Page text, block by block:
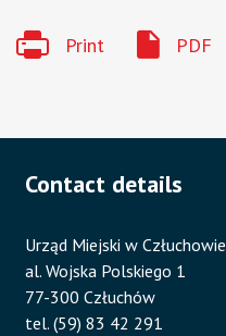
Print PDF
Contact details
Urząd Miejski w Człuchowie
al. Wojska Polskiego 1
77-300 Człuchów
tel. (59) 83 42 291